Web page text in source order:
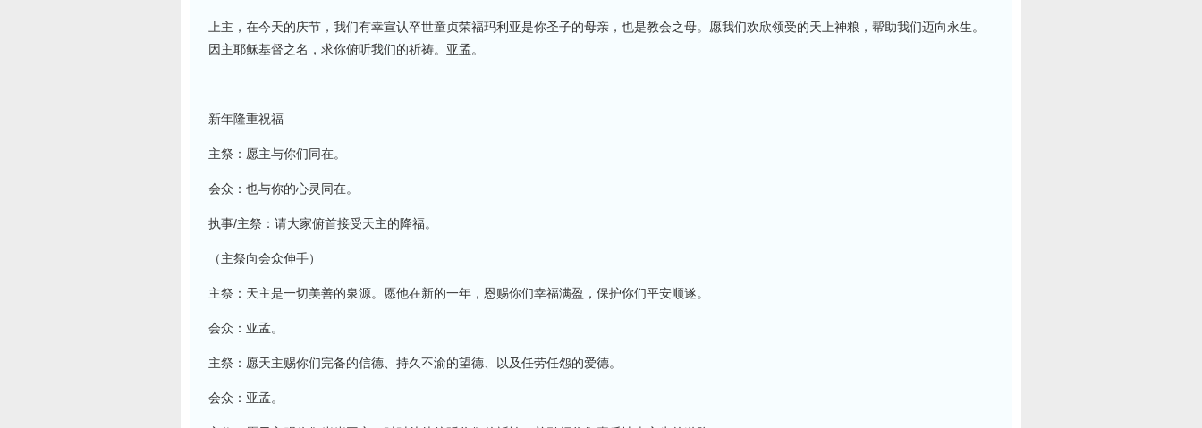
上主，在今天的庆节，我们有幸宣认卒世童贞荣福玛利亚是你圣子的母亲，也是教会之母。愿我们欢欣领受的天上神粮，帮助我们迈向永生。
因主耶稣基督之名，求你俯听我们的祈祷。亚孟。
新年隆重祝福
主祭：愿主与你们同在。
会众：也与你的心灵同在。
执事/主祭：请大家俯首接受天主的降福。
（主祭向会众伸手）
主祭：天主是一切美善的泉源。愿他在新的一年，恩赐你们幸福满盈，保护你们平安顺遂。
会众：亚孟。
主祭：愿天主赐你们完备的信德、持久不渝的望德、以及任劳任怨的爱德。
会众：亚孟。